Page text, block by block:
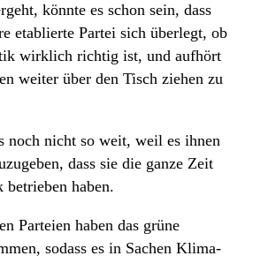
könnte es schon sein, dass
etablierte Partei sich überlegt, ob
wirklich richtig ist, und aufhört
weiter über den Tisch ziehen zu
noch nicht so weit, weil es ihnen
dass sie die ganze Zeit
haben.
Parteien haben das grüne
sodass es in Sachen Klima-